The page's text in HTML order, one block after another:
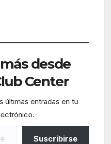
desde
Center
últimas entradas en tu
Suscribirse